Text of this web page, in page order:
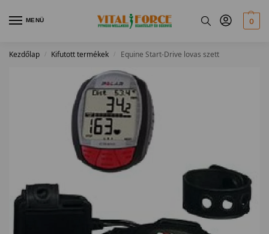
MENÜ 0
Kezdőlap / Kifutott termékek / Equine Start-Drive lovas szett